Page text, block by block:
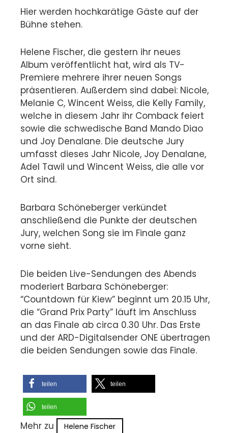
Hier werden hochkarätige Gäste auf der
Bühne stehen.
Helene Fischer, die gestern ihr neues
Album veröffentlicht hat, wird als TV-
Premiere mehrere ihrer neuen Songs
präsentieren. Außerdem sind dabei: Nicole,
Melanie C, Wincent Weiss, die Kelly Family,
welche in diesem Jahr ihr Comback feiert
sowie die schwedische Band Mando Diao
und Joy Denalane. Die deutsche Jury
umfasst dieses Jahr Nicole, Joy Denalane,
Adel Tawil und Wincent Weiss, die alle vor
Ort sind.
Barbara Schöneberger verkündet
anschließend die Punkte der deutschen
Jury, welchen Song sie im Finale ganz
vorne sieht.
Die beiden Live-Sendungen des Abends
moderiert Barbara Schöneberger:
“Countdown für Kiew” beginnt um 20.15 Uhr,
die “Grand Prix Party” läuft im Anschluss
an das Finale ab circa 0.30 Uhr. Das Erste
und der ARD-Digitalsender ONE übertragen
die beiden Sendungen sowie das Finale.
teilen teilen
teilen
Mehr zu Helene Fischer